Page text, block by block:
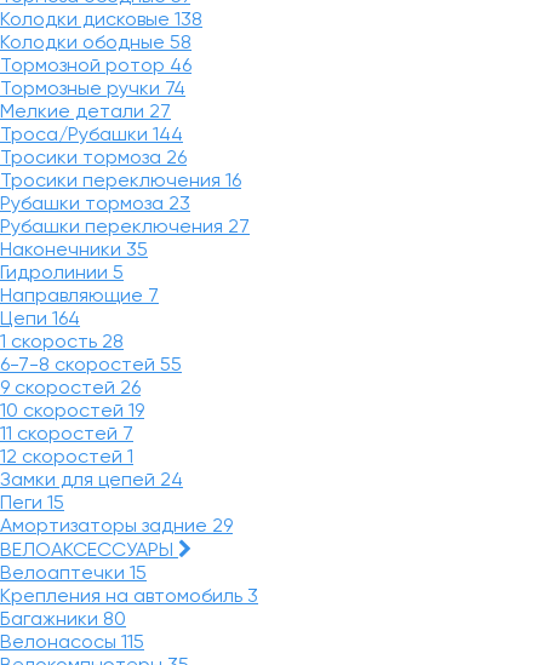
Колодки дисковые 138
Колодки ободные 58
Тормозной ротор 46
Тормозные ручки 74
Мелкие детали 27
Троса/Рубашки 144
Тросики тормоза 26
Тросики переключения 16
Рубашки тормоза 23
Рубашки переключения 27
Наконечники 35
Гидролинии 5
Направляющие 7
Цепи 164
1 скорость 28
6-7-8 скоростей 55
9 скоростей 26
10 скоростей 19
11 скоростей 7
12 скоростей 1
Замки для цепей 24
Пеги 15
Амортизаторы задние 29
ВЕЛОАКСЕССУАРЫ
Велоаптечки 15
Крепления на автомобиль 3
Багажники 80
Велонасосы 115